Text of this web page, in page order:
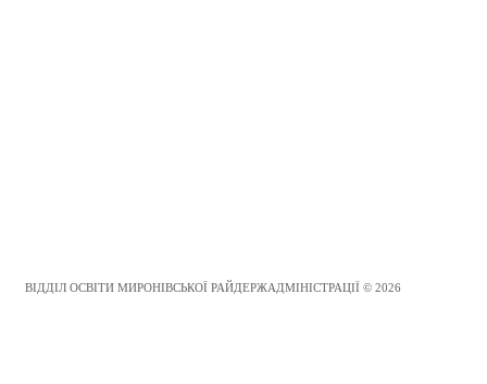
ВІДДІЛ ОСВІТИ МИРОНІВСЬКОЇ РАЙДЕРЖАДМІНІСТРАЦІЇ © 2026